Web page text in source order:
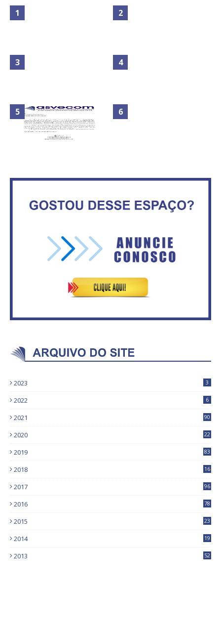
Maior São João do Cerrado
movimenta fim de semana em
Circulação de ar no túnel será
ASVECOM: Renúncia Ana Neves
Secretaria da Fazenda abre 120
vagas no Distrito Federal
2023 3
2022 6
2021 90
2020
22
2019
83
2018
16
2017
96
2016
78
2015 23
2014 19
2013 52